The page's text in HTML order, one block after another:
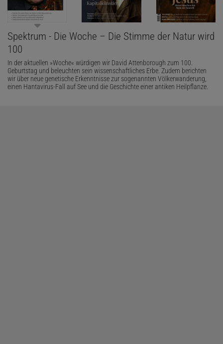
Spektrum - Die Woche – Die Stimme der Natur wird
100
In der aktuellen »Woche« würdigen wir David Attenborough zum 100.
Geburtstag und beleuchten sein wissenschaftliches Erbe. Zudem berichten
wir über neue genetische Erkenntnisse zur sogenannten Völkerwanderung,
einen Hantavirus-Fall auf See und die Geschichte einer antiken Heilpflanze.